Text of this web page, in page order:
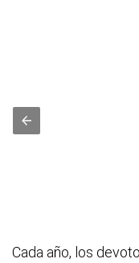
Cada año, los